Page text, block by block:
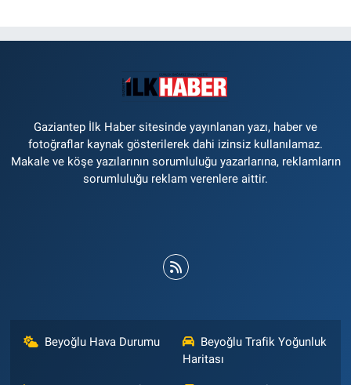
Gaziantep İlk Haber sitesinde yayınlanan yazı, haber ve
fotoğraflar kaynak gösterilerek dahi izinsiz kullanılamaz.
Makale ve köşe yazılarının sorumluluğu yazarlarına, reklamların
sorumluluğu reklam verenlere aittir.
Beyoğlu Hava Durumu
Beyoğlu Trafik Yoğunluk
Haritası